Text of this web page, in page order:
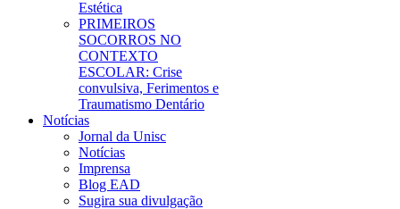
Estética
PRIMEIROS
SOCORROS NO
CONTEXTO
ESCOLAR: Crise
convulsiva, Ferimentos e
Traumatismo Dentário
Notícias
Jornal da Unisc
Notícias
Imprensa
Blog EAD
Sugira sua divulgação